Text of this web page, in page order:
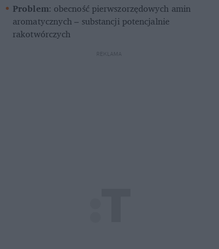
Problem: obecność pierwszorzędowych amin
aromatycznych – substancji potencjalnie
rakotwórczych
REKLAMA